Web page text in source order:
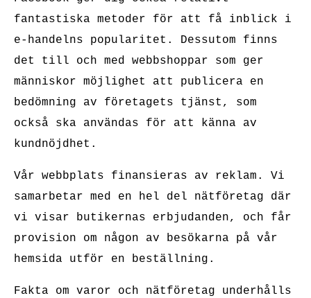
fantastiska metoder för att få inblick i
e-handelns popularitet. Dessutom finns
det till och med webbshoppar som ger
människor möjlighet att publicera en
bedömning av företagets tjänst, som
också ska användas för att känna av
kundnöjdhet.
Vår webbplats finansieras av reklam. Vi
samarbetar med en hel del nätföretag där
vi visar butikernas erbjudanden, och får
provision om någon av besökarna på vår
hemsida utför en beställning.
Fakta om varor och nätföretag underhålls